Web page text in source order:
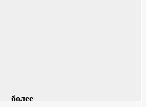
более